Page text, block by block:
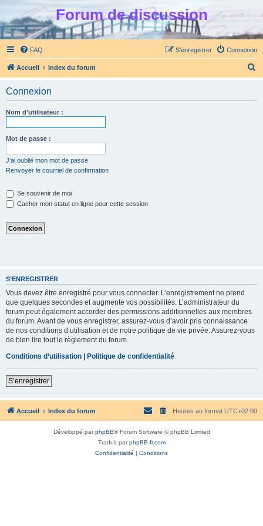
Forum de discussion
FAQ Connexion
S’enregistrer
Accueil Index du forum
Connexion
Nom d’utilisateur :
Mot de passe :
J’ai oublié mon mot de passe
Renvoyer le courriel de confirmation
Se souvenir de moi
Cacher mon statut en ligne pour cette session
S’ENREGISTRER
Vous devez être enregistré pour vous connecter. L’enregistrement ne prend
que quelques secondes et augmente vos possibilités. L’administrateur du
forum peut également accorder des permissions additionnelles aux membres
du forum. Avant de vous enregistrer, assurez-vous d’avoir pris connaissance
de nos conditions d’utilisation et de notre politique de vie privée. Assurez-vous
de bien lire tout le règlement du forum.
Conditions d’utilisation | Politique de confidentialité
S’enregistrer
Accueil Index du forum Heures au format UTC+02:00
Développé parphpBB® Forum Software © phpBB Limited
Traduit parphpBB-fr.com
Confidentialité | Conditions